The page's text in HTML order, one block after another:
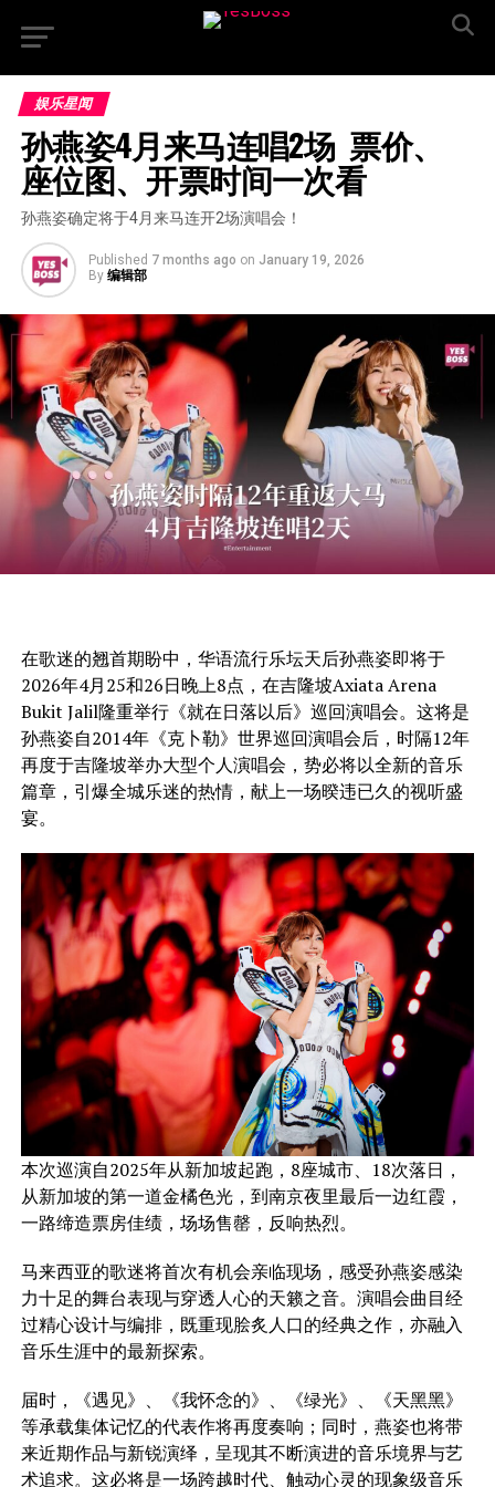
娱乐星闻
孙燕姿4月来马连唱2场  票价、
座位图、开票时间一次看
孙燕姿确定将于4月来马连开2场演唱会！
Published 7 months ago on January 19, 2026
By 编辑部
在歌迷的翘首期盼中，华语流行乐坛天后孙燕姿即将于
2026年4月25和26日晚上8点，在吉隆坡Axiata Arena
Bukit Jalil隆重举行《就在日落以后》巡回演唱会。这将是
孙燕姿自2014年《克卜勒》世界巡回演唱会后，时隔12年
再度于吉隆坡举办大型个人演唱会，势必将以全新的音乐
篇章，引爆全城乐迷的热情，献上一场暌违已久的视听盛
宴。
本次巡演自2025年从新加坡起跑，8座城市、18次落日，
从新加坡的第一道金橘色光，到南京夜里最后一边红霞，
一路缔造票房佳绩，场场售罄，反响热烈。
马来西亚的歌迷将首次有机会亲临现场，感受孙燕姿感染
力十足的舞台表现与穿透人心的天籁之音。演唱会曲目经
过精心设计与编排，既重现脍炙人口的经典之作，亦融入
音乐生涯中的最新探索。
届时，《遇见》、《我怀念的》、《绿光》、《天黑黑》
等承载集体记忆的代表作将再度奏响；同时，燕姿也将带
来近期作品与新锐演绎，呈现其不断演进的音乐境界与艺
术追求。这必将是一场跨越时代、触动心灵的现象级音乐